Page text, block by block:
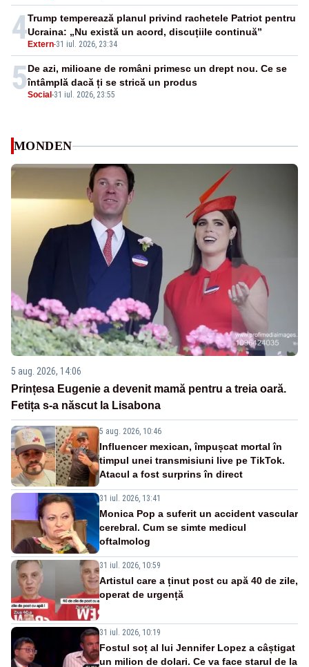
4 Extern-31 iul. 2026, 23:34
Trump temperează planul privind rachetele Patriot pentru
Ucraina: „Nu există un acord, discuțiile continuă”
5Social -31 iul. 2026, 23:55
De azi, milioane de români primesc un drept nou. Ce se
întâmplă dacă ți se strică un produs
MONDEN
5 aug. 2026, 14:06
Prințesa Eugenie a devenit mamă pentru a treia oară.
Fetița s-a născut la Lisabona
5 aug. 2026, 10:46
Influencer mexican, împușcat mortal în
timpul unei transmisiuni live pe TikTok.
Atacul a fost surprins în direct
31 iul. 2026, 13:41
Monica Pop a suferit un accident vascular
cerebral. Cum se simte medicul
oftalmolog
31 iul. 2026, 10:59
Artistul care a ținut post cu apă 40 de zile,
operat de urgență
31 iul. 2026, 10:19
Fostul soț al lui Jennifer Lopez a câștigat
un milion de dolari. Ce va face starul de la